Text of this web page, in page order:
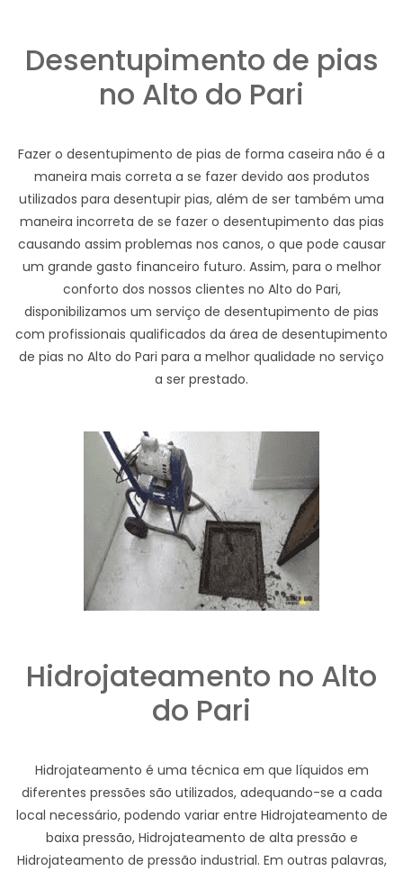
Desentupimento de pias
no Alto do Pari
Fazer o desentupimento de pias de forma caseira não é a
maneira mais correta a se fazer devido aos produtos
utilizados para desentupir pias, além de ser também uma
maneira incorreta de se fazer o desentupimento das pias
causando assim problemas nos canos, o que pode causar
um grande gasto financeiro futuro. Assim, para o melhor
conforto dos nossos clientes no Alto do Pari,
disponibilizamos um serviço de desentupimento de pias
com profissionais qualificados da área de desentupimento
de pias no Alto do Pari para a melhor qualidade no serviço
a ser prestado.
Hidrojateamento no Alto
do Pari
Hidrojateamento é uma técnica em que líquidos em
diferentes pressões são utilizados, adequando-se a cada
local necessário, podendo variar entre Hidrojateamento de
baixa pressão, Hidrojateamento de alta pressão e
Hidrojateamento de pressão industrial. Em outras palavras,